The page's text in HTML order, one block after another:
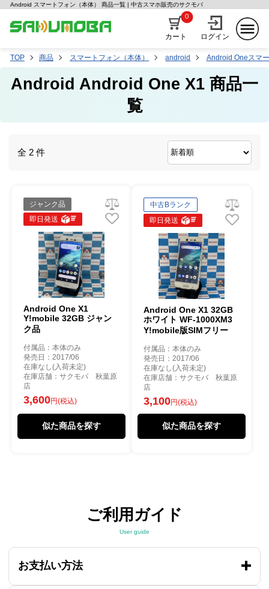
Android スマートフォン（本体） 商品一覧 | 中古スマホ販売のサクモバ
カート
0
ログイン
TOP 商品 スマートフォン（本体） android Android Oneスマ
Android Android One X1 商品一
覧
全 2 件
ジャンク品
即日発送
Android One X1
Y!mobile 32GB ジャン
ク品
付属品：本体のみ
発売日：2017/06
在庫なし(入荷未定)
在庫店舗：サクモバ 秋葉原
店
3,600円(税込)
似た商品を探す
中古Bランク
即日発送
Android One X1 32GB
ホワイト WF-1000XM3
Y!mobile版SIMフリー
付属品：本体のみ
発売日：2017/06
在庫なし(入荷未定)
在庫店舗：サクモバ 秋葉原
店
3,100円(税込)
似た商品を探す
ご利用ガイド
User guide
お支払い方法